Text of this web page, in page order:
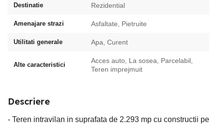
Destinatie Rezidential
Amenajare strazi Asfaltate, Pietruite
Utilitati generale Apa, Curent
Alte caracteristici
Acces auto, La sosea, Parcelabil,
Teren imprejmuit
Descriere
- Teren intravilan in suprafata de 2.293 mp cu constructii pe